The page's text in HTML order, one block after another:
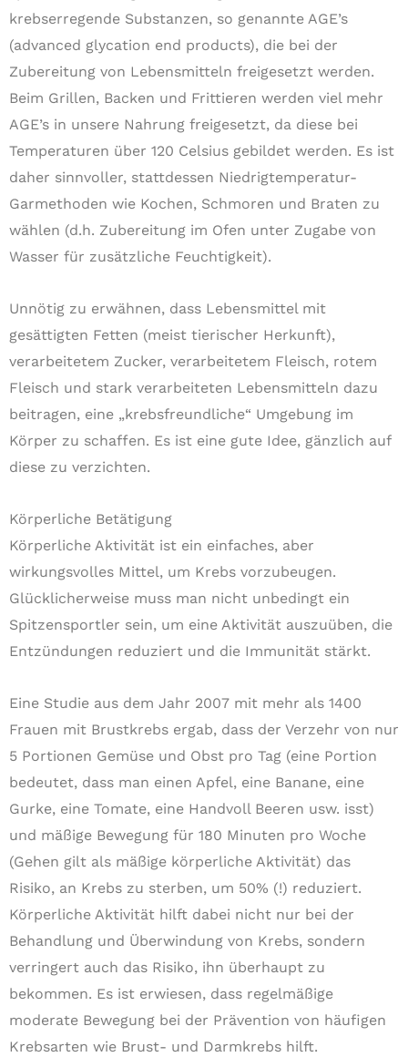
krebserregende Substanzen, so genannte AGE’s
(advanced glycation end products), die bei der
Zubereitung von Lebensmitteln freigesetzt werden.
Beim Grillen, Backen und Frittieren werden viel mehr
AGE’s in unsere Nahrung freigesetzt, da diese bei
Temperaturen über 120 Celsius gebildet werden. Es ist
daher sinnvoller, stattdessen Niedrigtemperatur-
Garmethoden wie Kochen, Schmoren und Braten zu
wählen (d.h. Zubereitung im Ofen unter Zugabe von
Wasser für zusätzliche Feuchtigkeit).
Unnötig zu erwähnen, dass Lebensmittel mit
gesättigten Fetten (meist tierischer Herkunft),
verarbeitetem Zucker, verarbeitetem Fleisch, rotem
Fleisch und stark verarbeiteten Lebensmitteln dazu
beitragen, eine „krebsfreundliche“ Umgebung im
Körper zu schaffen. Es ist eine gute Idee, gänzlich auf
diese zu verzichten.
Körperliche Betätigung
Körperliche Aktivität ist ein einfaches, aber
wirkungsvolles Mittel, um Krebs vorzubeugen.
Glücklicherweise muss man nicht unbedingt ein
Spitzensportler sein, um eine Aktivität auszuüben, die
Entzündungen reduziert und die Immunität stärkt.
Eine Studie aus dem Jahr 2007 mit mehr als 1400
Frauen mit Brustkrebs ergab, dass der Verzehr von nur
5 Portionen Gemüse und Obst pro Tag (eine Portion
bedeutet, dass man einen Apfel, eine Banane, eine
Gurke, eine Tomate, eine Handvoll Beeren usw. isst)
und mäßige Bewegung für 180 Minuten pro Woche
(Gehen gilt als mäßige körperliche Aktivität) das
Risiko, an Krebs zu sterben, um 50% (!) reduziert.
Körperliche Aktivität hilft dabei nicht nur bei der
Behandlung und Überwindung von Krebs, sondern
verringert auch das Risiko, ihn überhaupt zu
bekommen. Es ist erwiesen, dass regelmäßige
moderate Bewegung bei der Prävention von häufigen
Krebsarten wie Brust- und Darmkrebs hilft.